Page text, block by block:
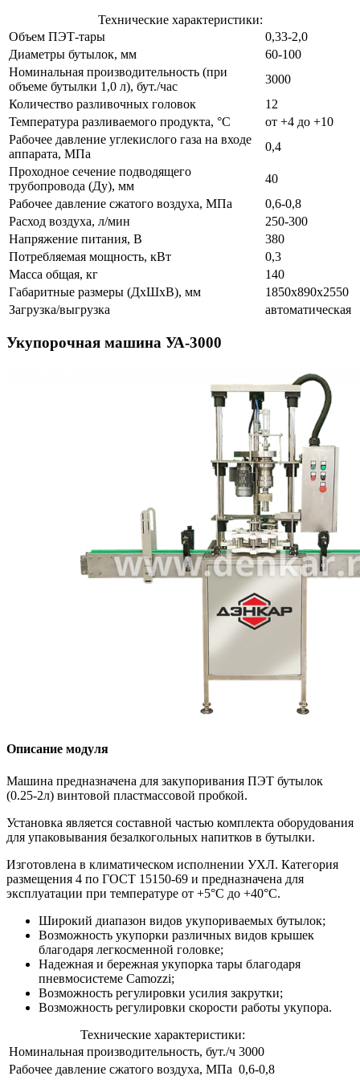
Технические характеристики:
Объем ПЭТ-тары
0,33-2,0
Диаметры бутылок, мм
60-100
Номинальная производительность (при
объеме бутылки 1,0 л), бут./час
3000
Количество разливочных головок
12
Температура разливаемого продукта, °С
от +4 до +10
Рабочее давление углекислого газа на входе
аппарата, МПа
0,4
Проходное сечение подводящего
трубопровода (Ду), мм
40
Рабочее давление сжатого воздуха, МПа
0,6-0,8
Расход воздуха, л/мин
250-300
Напряжение питания, В
380
Потребляемая мощность, кВт
0,3
Масса общая, кг
140
Габаритные размеры (ДхШхВ), мм
1850х890х2550
Загрузка/выгрузка
автоматическая
Укупорочная машина УА-3000
Описание модуля
Машина предназначена для закупоривания ПЭТ бутылок
(0.25-2л) винтовой пластмассовой пробкой.
Установка является составной частью комплекта оборудования
для упаковывания безалкогольных напитков в бутылки.
Изготовлена в климатическом исполнении УХЛ. Категория
размещения 4 по ГОСТ 15150-69 и предназначена для
эксплуатации при температуре от +5°С до +40°С.
Широкий диапазон видов укупориваемых бутылок;
Возможность укупорки различных видов крышек
благодаря легкосменной головке;
Надежная и бережная укупорка тары благодаря
пневмосистеме Camozzi;
Возможность регулировки усилия закрутки;
Возможность регулировки скорости работы укупора.
Технические характеристики:
Номинальная производительность, бут./ч 3000
Рабочее давление сжатого воздуха, МПа 0,6-0,8